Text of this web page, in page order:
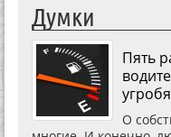
Думки
Пять
О